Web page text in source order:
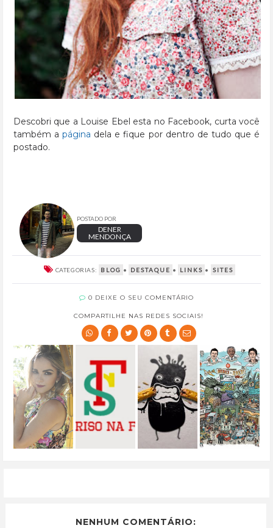
Descobri que a Louise Ebel esta no Facebook, curta você
também apágina dela e fique por dentro de tudo que é
postado.
POSTADO POR
DENER
MENDONÇA
CATEGORIAS: BLOG • DESTAQUE • LINKS • SITES
0 DEIXE O SEU COMENTÁRIO
COMPARTILHE NAS REDES SOCIAIS!
NENHUM COMENTÁRIO: